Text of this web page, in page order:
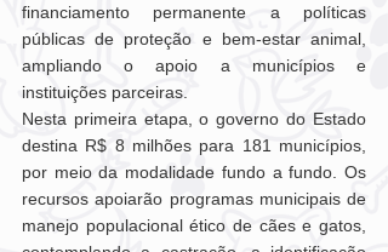
financiamento permanente a políticas
públicas de proteção e bem-estar animal,
ampliando o apoio a municípios e
instituições parceiras.
Nesta primeira etapa, o governo do Estado
destina R$ 8 milhões para 181 municípios,
por meio da modalidade fundo a fundo. Os
recursos apoiarão programas municipais de
manejo populacional ético de cães e gatos,